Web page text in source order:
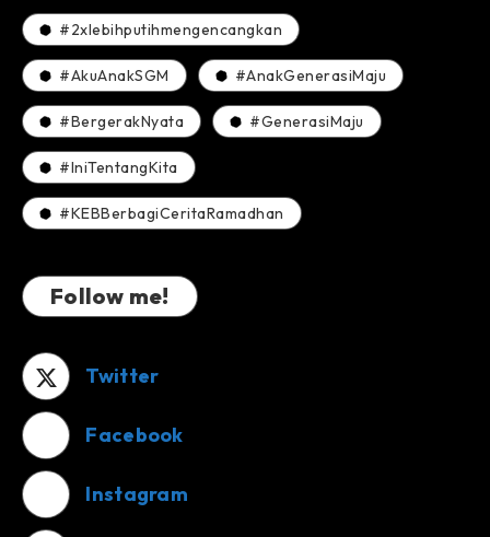
#2xlebihputihmengencangkan
#AkuAnakSGM #AnakGenerasiMaju
#BergerakNyata #GenerasiMaju
#IniTentangKita
#KEBBerbagiCeritaRamadhan
Follow me!
Twitter
Facebook
Instagram